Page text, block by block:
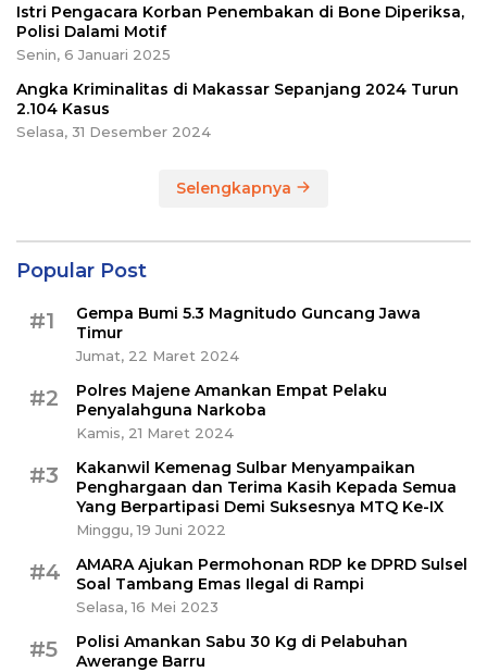
Istri Pengacara Korban Penembakan di Bone Diperiksa,
Polisi Dalami Motif
Senin, 6 Januari 2025
Angka Kriminalitas di Makassar Sepanjang 2024 Turun
2.104 Kasus
Selasa, 31 Desember 2024
Selengkapnya
Popular Post
#1
Gempa Bumi 5.3 Magnitudo Guncang Jawa
Timur
Jumat, 22 Maret 2024
#2
Polres Majene Amankan Empat Pelaku
Penyalahguna Narkoba
Kamis, 21 Maret 2024
#3
Kakanwil Kemenag Sulbar Menyampaikan
Penghargaan dan Terima Kasih Kepada Semua
Yang Berpartipasi Demi Suksesnya MTQ Ke-IX
Minggu, 19 Juni 2022
#4
AMARA Ajukan Permohonan RDP ke DPRD Sulsel
Soal Tambang Emas Ilegal di Rampi
Selasa, 16 Mei 2023
#5
Polisi Amankan Sabu 30 Kg di Pelabuhan
Awerange Barru